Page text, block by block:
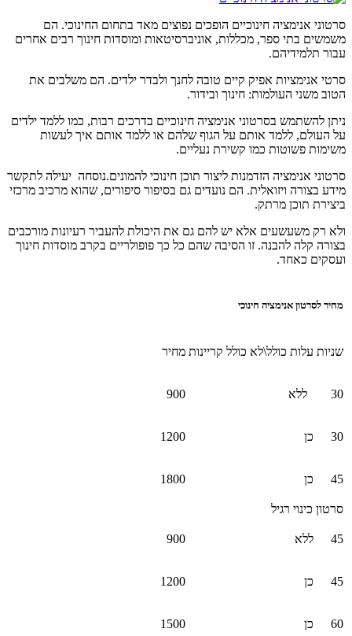
סרטוני אנימציה חינוכיים הופכים נפוצים מאד בתחום החינוכי. הם
משמשים בתי ספר, מכללות, אוניברסיטאות ומוסדות חינוך רבים אחרים
עבור תלמידיהם.
סרטי אנימציות אפיק קיים טובה לחנך ולבדר ילדים. הם משלבים את
הטוב משני העולמות: חינוך ובידור.
ניתן להשתמש בסרטוני אנימציה חינוכיים בדרכים רבות, כמו ללמד ילדים
על העולם, ללמד אותם על הגוף שלהם או ללמד אותם איך לעשות
משימות פשוטות כמו קשירת נעליים.
סרטוני אנימציה הזדמנות ליצור תוכן חינוכי להמונים.נוסחה יעילה לתקשר
מידע בצורה ויזואלית. הם נועדים גם בסיפור סיפורים, שהוא מרכיב מרכזי
ביצירת תוכן מרתק.
ולא רק משעשעים אלא יש להם גם את היכולת להעביר רעיונות מורכבים
בצורה קלה להבנה. זו הסיבה שהם כל כך פופולריים בקרב מוסדות חינוך
ועסקים כאחד.
מחיר לסרטון אנימציה חינוכי
שניות עלות כולל\לא כולל קריינות מחיר
30 ללא 900
30 כן 1200
45 כן 1800
סרטון כינוי רגיל
45 ללא 900
45 כן 1200
60 כן 1500